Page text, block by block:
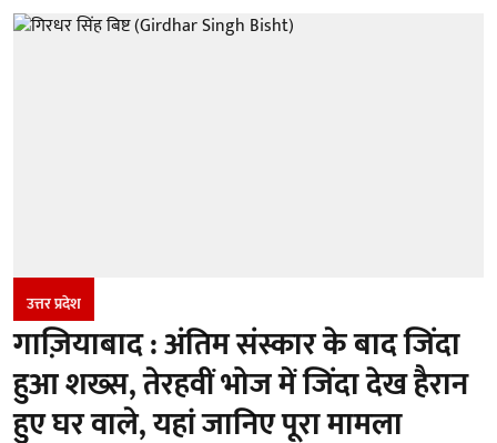
उत्तर प्रदेश
गाज़ियाबाद : अंतिम संस्कार के बाद जिंदा
हुआ शख्स, तेरहवीं भोज में जिंदा देख हैरान
हुए घर वाले, यहां जानिए पूरा मामला